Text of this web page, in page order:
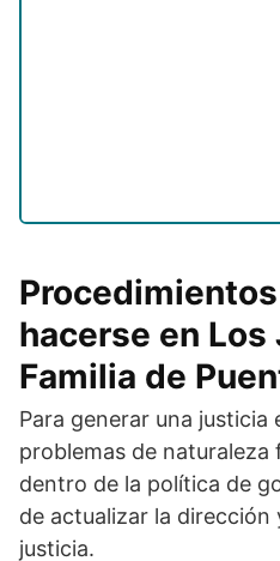
hacerse en
Familia de
Para generar una justicia
problemas de naturaleza
dentro de la política de
de actualizar la dirección
justicia.